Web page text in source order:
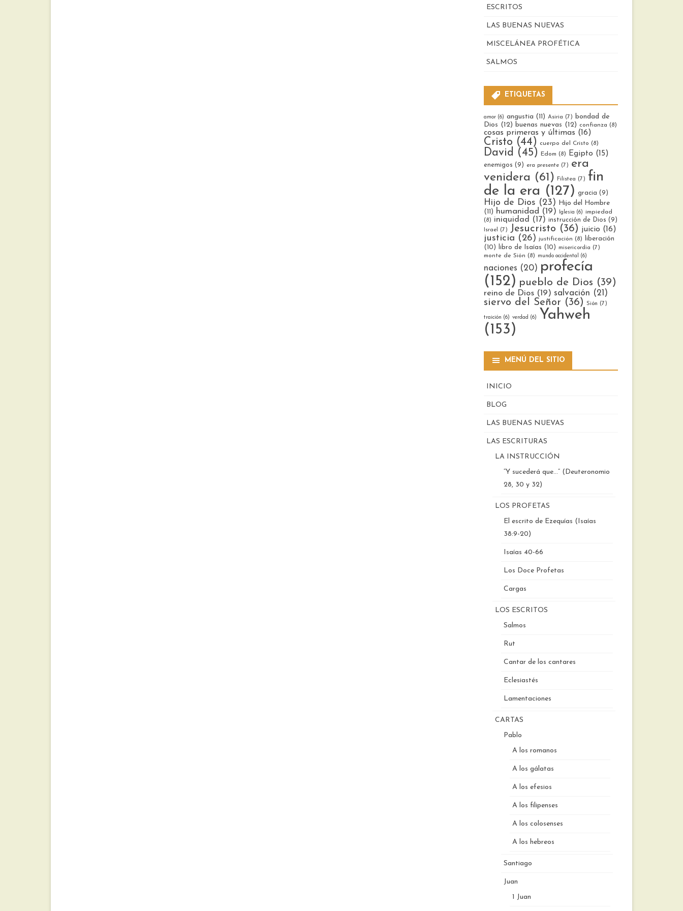
ESCRITOS
LAS BUENAS NUEVAS
MISCELÁNEA PROFÉTICA
SALMOS
ETIQUETAS
amor(6) angustia (11) Asiria (7) bondad de
Dios (12) buenas nuevas (12) confianza (8)
cosas primeras y últimas (16)
Cristo (44) cuerpo del Cristo (8)
David (45) Edom (8) Egipto (15)
enemigos (9) era presente(7) era
venidera (61) Filistea (7) fin
de la era (127) gracia (9)
Hijo de Dios (23)
Hijo del Hombre
(11)
humanidad (19) Iglesia (6) impiedad
(8) iniquidad (17) instrucción de Dios (9)
Israel (7) Jesucristo (36) juicio (16)
justicia (26) justificación (8)
liberación
(10)
libro de Isaías (10) misericordia (7)
monte de Sión (8) mundo occidental (6)
naciones (20) profecía
(152) pueblo de Dios (39)
reino de Dios(19) salvación (21)
siervo del Señor (36) Sión (7)
traición (6) verdad (6)
Yahweh
(153)
MENÚ DEL SITIO
INICIO
BLOG
LAS BUENAS NUEVAS
LAS ESCRITURAS
LA INSTRUCCIÓN
“Y sucederá que…” (Deuteronomio
28, 30 y 32)
LOS PROFETAS
El escrito de Ezequías (Isaías
38:9-20)
Isaías 40-66
Los Doce Profetas
Cargas
LOS ESCRITOS
Salmos
Rut
Cantar de los cantares
Eclesiastés
Lamentaciones
CARTAS
Pablo
A los romanos
A los gálatas
A los efesios
A los filipenses
A los colosenses
A los hebreos
Santiago
Juan
1 Juan